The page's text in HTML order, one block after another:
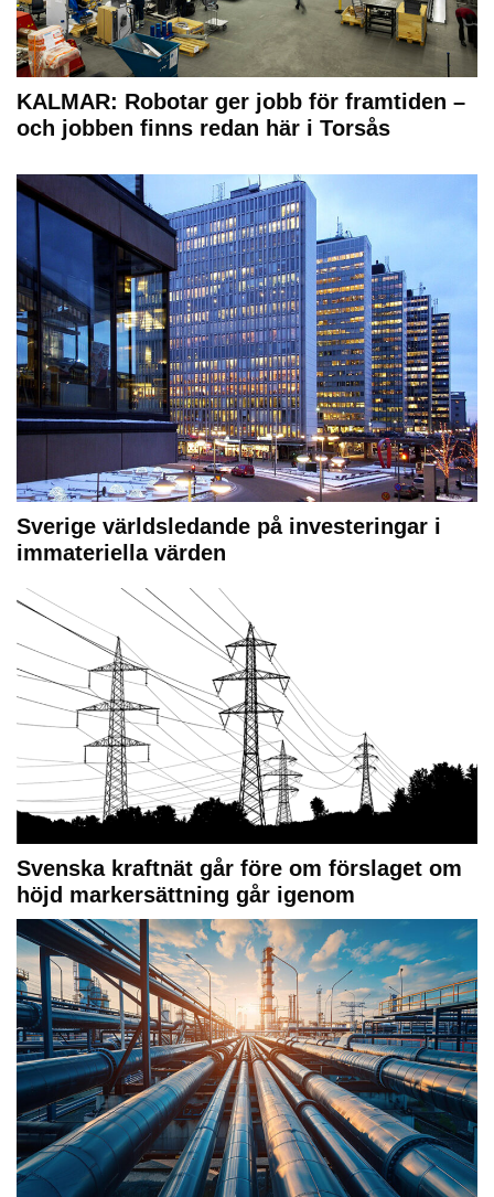
KALMAR: Robotar ger jobb för framtiden –
och jobben finns redan här i Torsås
Sverige världsledande på investeringar i
immateriella värden
Svenska kraftnät går före om förslaget om
höjd markersättning går igenom